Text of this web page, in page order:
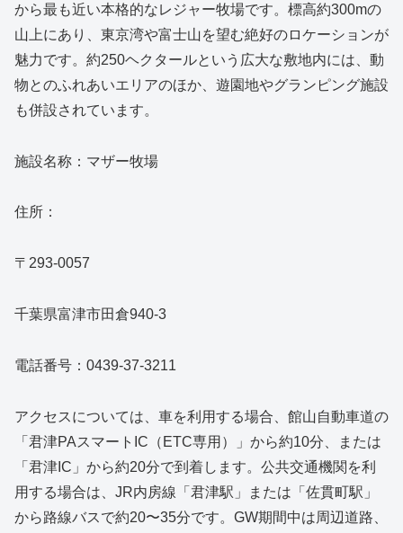
から最も近い本格的なレジャー牧場です。標高約300mの
山上にあり、東京湾や富士山を望む絶好のロケーションが
魅力です。約250ヘクタールという広大な敷地内には、動
物とのふれあいエリアのほか、遊園地やグランピング施設
も併設されています。
施設名称：マザー牧場
住所：
〒293-0057
千葉県富津市田倉940-3
電話番号：0439-37-3211
アクセスについては、車を利用する場合、館山自動車道の
「君津PAスマートIC（ETC専用）」から約10分、または
「君津IC」から約20分で到着します。公共交通機関を利
用する場合は、JR内房線「君津駅」または「佐貫町駅」
から路線バスで約20〜35分です。GW期間中は周辺道路、